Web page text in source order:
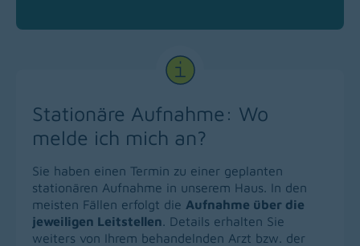
Stationäre Aufnahme: Wo
melde ich mich an?
Sie haben einen Termin zu einer geplanten
stationären Aufnahme in unserem Haus. In den
meisten Fällen erfolgt die Aufnahme über die
jeweiligen Leitstellen. Details erhalten Sie
weiters von Ihrem behandelnden Arzt bzw. der